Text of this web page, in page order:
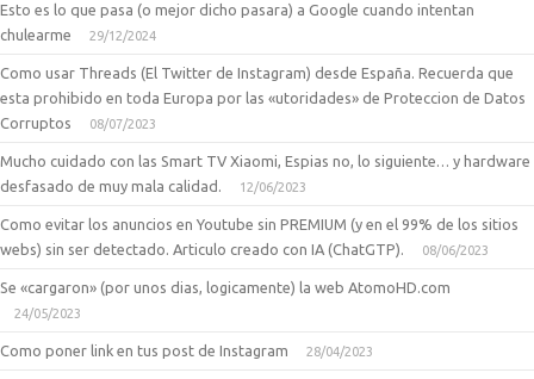
Esto es lo que pasa (o mejor dicho pasara) a Google cuando intentan
chulearme
29/12/2024
Como usar Threads (El Twitter de Instagram) desde España. Recuerda que
esta prohibido en toda Europa por las «utoridades» de Proteccion de Datos
Corruptos
08/07/2023
Mucho cuidado con las Smart TV Xiaomi, Espias no, lo siguiente… y hardware
desfasado de muy mala calidad.
12/06/2023
Como evitar los anuncios en Youtube sin PREMIUM (y en el 99% de los sitios
webs) sin ser detectado. Articulo creado con IA (ChatGTP).
08/06/2023
Se «cargaron» (por unos dias, logicamente) la web AtomoHD.com
24/05/2023
Como poner link en tus post de Instagram 28/04/2023